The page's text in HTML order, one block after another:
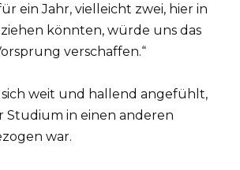
ein Jahr, vielleicht zwei, hier in
könnten, würde uns das
verschaffen.“
sich weit und hallend angefühlt,
Studium in einen anderen
war.